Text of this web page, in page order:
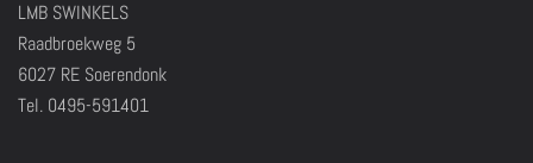
LMB SWINKELS
Raadbroekweg 5
6027 RE Soerendonk
Tel. 0495-591401